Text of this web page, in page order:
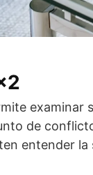
examinar
de
entender